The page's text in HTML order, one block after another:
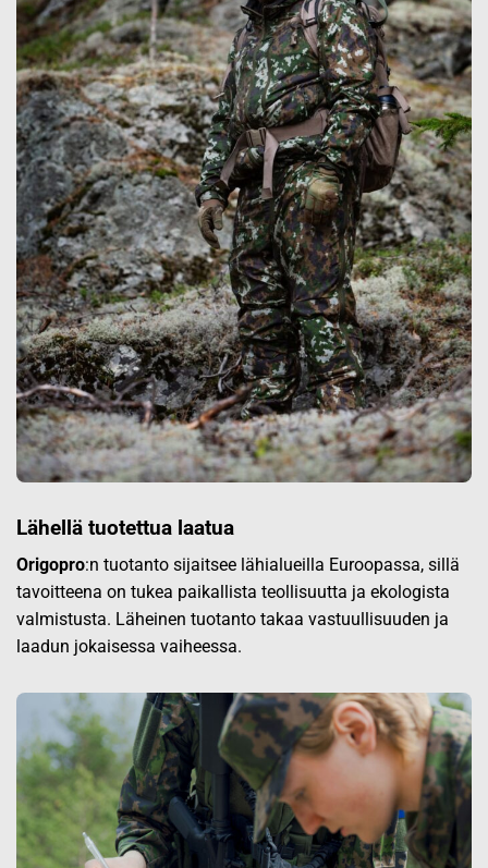
Lähellä tuotettua laatua
Origopro:n tuotanto sijaitsee lähialueilla Euroopassa, sillä
tavoitteena on tukea paikallista teollisuutta ja ekologista
valmistusta. Läheinen tuotanto takaa vastuullisuuden ja
laadun jokaisessa vaiheessa.